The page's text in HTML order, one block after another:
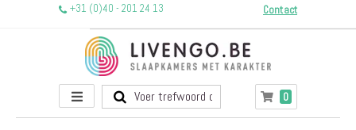
+31 (0)40 - 201 24 13 Contact
Toggle
Nav
Winkelwagen
0producten